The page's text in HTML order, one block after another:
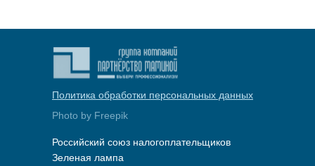
Российский союз налогоплательщиков
Зеленая лампа
Photo by Freepik
Политика обработки персональных данных